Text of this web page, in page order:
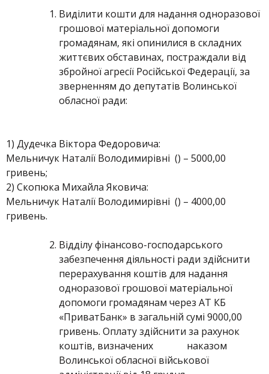
Виділити кошти для надання одноразової
грошової матеріальної допомоги
громадянам, які опинилися в складних
життєвих обставинах, постраждали від
збройної агресії Російської Федерації, за
зверненням до депутатів Волинської
обласної ради:
1) Дудечка Віктора Федоровича:
Мельничук Наталії Володимирівні () – 5000,00
гривень;
2) Скопюка Михайла Яковича:
Мельничук Наталії Володимирівні () – 4000,00
гривень.
Відділу фінансово-господарського
забезпечення діяльності ради здійснити
перерахування коштів для надання
одноразової грошової матеріальної
допомоги громадянам через АТ КБ
«ПриватБанк» в загальній сумі 9000,00
гривень. Оплату здійснити за рахунок
коштів, визначених наказом
Волинської обласної військової